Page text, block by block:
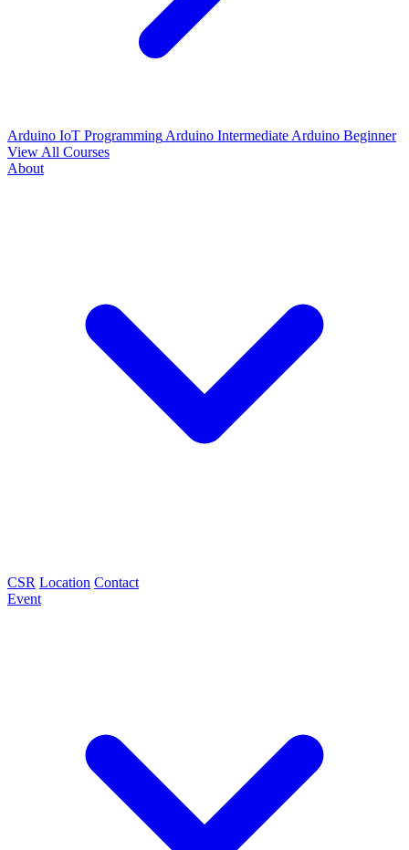
Arduino IoT Programming Arduino Intermediate Arduino Beginner
View All Courses
About
CSR Location Contact
Event